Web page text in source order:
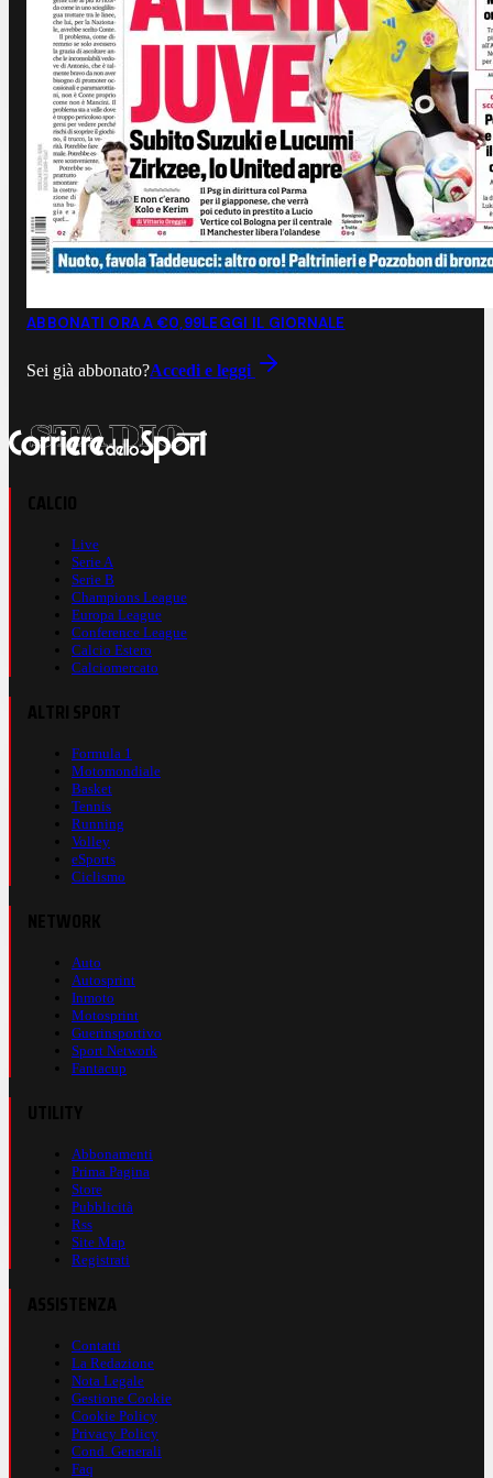
ABBONATI ORA A €0,99LEGGI IL GIORNALE
Sei già abbonato?Accedi e leggi
Live
Serie A
Serie B
Champions League
Europa League
Conference League
Calcio Estero
Calciomercato
Formula 1
Motomondiale
Basket
Tennis
Running
Volley
eSports
Ciclismo
Auto
Autosprint
Inmoto
Motosprint
Guerinsportivo
Sport Network
Fantacup
Abbonamenti
Prima Pagina
Store
Pubblicità
Rss
Site Map
Registrati
Contatti
La Redazione
Nota Legale
Gestione Cookie
Cookie Policy
Privacy Policy
Cond. Generali
Faq